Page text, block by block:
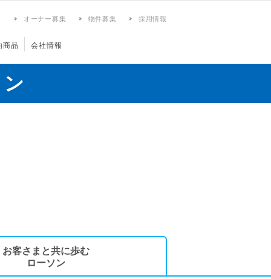
オーナー募集 物件募集 採用情報
商品 会社情報
お客さまと共に歩む
ローソン